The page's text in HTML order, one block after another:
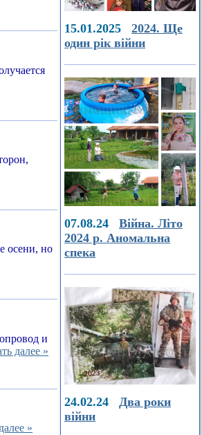
осени, но
и
далее »
»
15.01.2025 2024. Ще
один рік війни
07.08.24 Війна. Літо
2024 р. Аномальна
спека
24.02.24 Два роки
війни